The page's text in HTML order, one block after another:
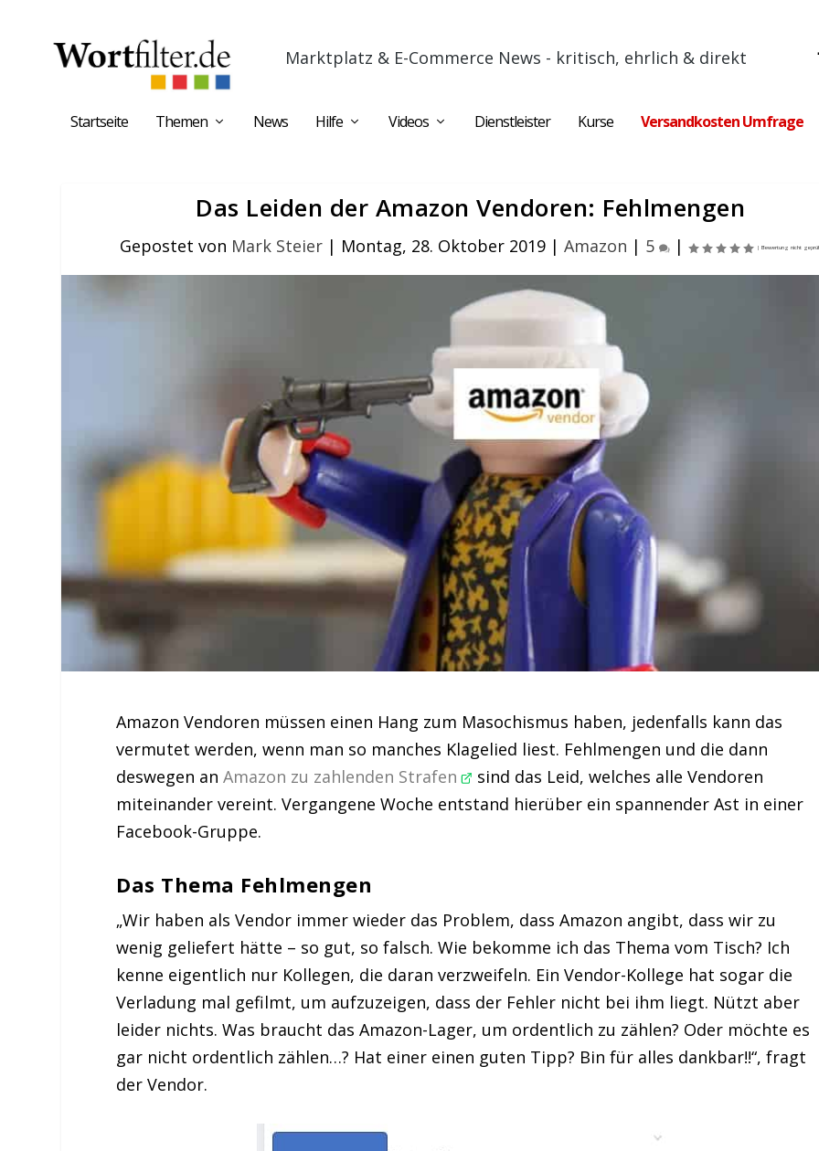
Marktplatz & E-Commerce News - kritisch, ehrlich & direkt
Startseite Themen News Hilfe Videos Dienstleister Kurse Versandkosten Umfrage
Das Leiden der Amazon Vendoren: Fehlmengen
Gepostet von Mark Steier| Montag, 28. Oktober 2019| Amazon | 5 |
Amazon Vendoren müssen einen Hang zum Masochismus haben, jedenfalls kann das
vermutet werden, wenn man so manches Klagelied liest. Fehlmengen und die dann
deswegen anAmazon zu zahlenden Strafen
sind das Leid, welches alle Vendoren
miteinander vereint. Vergangene Woche entstand hierüber ein spannender Ast in einer
Facebook-Gruppe.
Das Thema Fehlmengen
„Wir haben als Vendor immer wieder das Problem, dass Amazon angibt, dass wir zu
wenig geliefert hätte – so gut, so falsch. Wie bekomme ich das Thema vom Tisch? Ich
kenne eigentlich nur Kollegen, die daran verzweifeln. Ein Vendor-Kollege hat sogar die
Verladung mal gefilmt, um aufzuzeigen, dass der Fehler nicht bei ihm liegt. Nützt aber
leider nichts. Was braucht das Amazon-Lager, um ordentlich zu zählen? Oder möchte es
gar nicht ordentlich zählen…? Hat einer einen guten Tipp? Bin für alles dankbar!!“, fragt
der Vendor.